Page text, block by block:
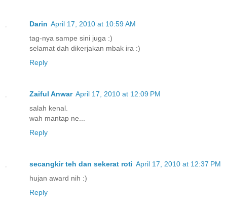
Darin April 17, 2010 at 10:59 AM
tag-nya sampe sini juga :)
selamat dah dikerjakan mbak ira :)
Reply
Zaiful Anwar April 17, 2010 at 12:09 PM
salah kenal.
wah mantap ne...
Reply
secangkir teh dan sekerat roti April 17, 2010 at 12:37 PM
hujan award nih :)
Reply